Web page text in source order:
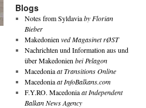
Blogs
Notes from Syldaviaby Florian
Bieber
Makedonien ved Magasinet rØST
Nachrichten und Information aus und
über Makedonien bei Pelagon
Macedoniaat Transitions Online
Macedoniaat InfoBalkans.com
F.Y.RO. Macedoniaat Independent
Balkan News Agency